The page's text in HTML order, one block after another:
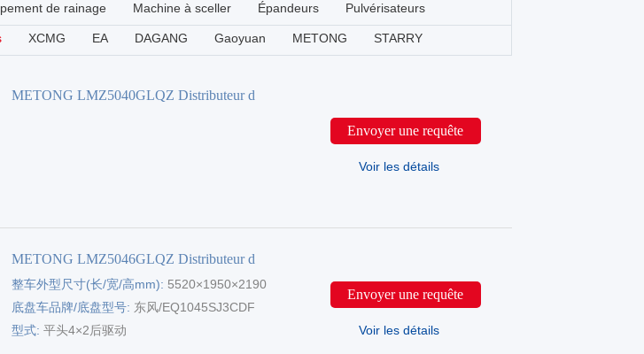
de rainage Machine à sceller Épandeurs Pulvérisateurs
XCMG EA DAGANG Gaoyuan METONG STARRY
METONG LMZ5040GLQZ Distributeur d
Envoyer une requête
Voir les détails
METONG LMZ5046GLQZ Distributeur d
'asphalte
整车外型尺寸(长/宽/高mm): 5520×1950×2190
底盘车品牌/底盘型号: 东风/EQ1045SJ3CDF
型式:平头4×2后驱动
Envoyer une requête
Voir les détails